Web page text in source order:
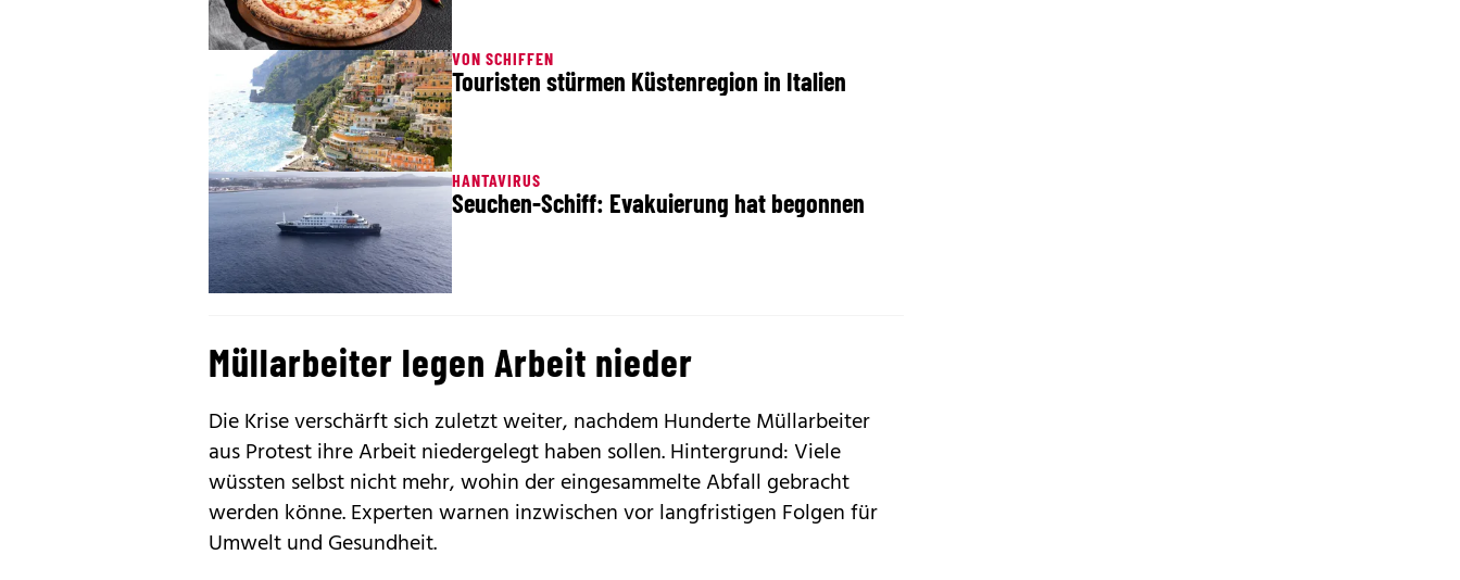
VON SCHIFFEN
Touristen stürmen Küstenregion in Italien
HANTAVIRUS
Seuchen-Schiff: Evakuierung hat begonnen
Müllarbeiter legen Arbeit nieder
Die Krise verschärft sich zuletzt weiter, nachdem Hunderte Müllarbeiter
aus Protest ihre Arbeit niedergelegt haben sollen. Hintergrund: Viele
wüssten selbst nicht mehr, wohin der eingesammelte Abfall gebracht
werden könne. Experten warnen inzwischen vor langfristigen Folgen für
Umwelt und Gesundheit.